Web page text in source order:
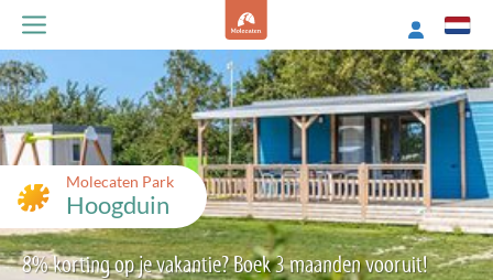
Molecaten Park
Hoogduin
8% korting op je vakantie? Boek 3 maanden vooruit!